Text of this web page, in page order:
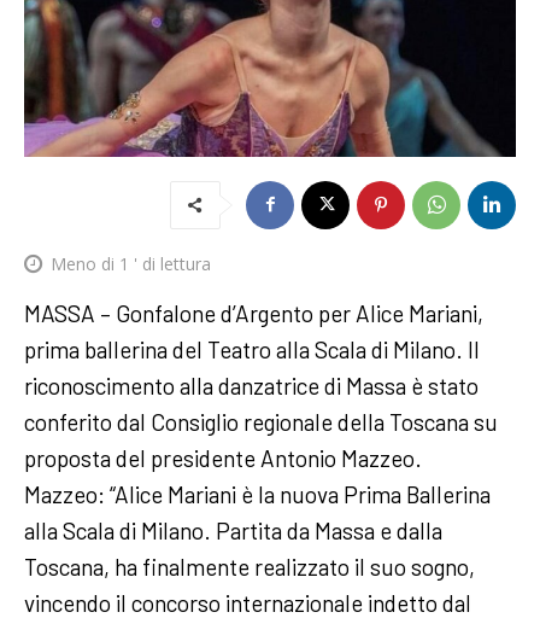
Meno di 1 ' di lettura
MASSA – Gonfalone d’Argento per Alice Mariani,
prima ballerina del Teatro alla Scala di Milano. Il
riconoscimento alla danzatrice di Massa è stato
conferito dal Consiglio regionale della Toscana su
proposta del presidente Antonio Mazzeo.
Mazzeo: “Alice Mariani è la nuova Prima Ballerina
alla Scala di Milano. Partita da Massa e dalla
Toscana, ha finalmente realizzato il suo sogno,
vincendo il concorso internazionale indetto dal